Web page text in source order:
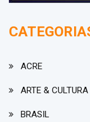
ACRE
ARTE & CULTURA
BRASIL